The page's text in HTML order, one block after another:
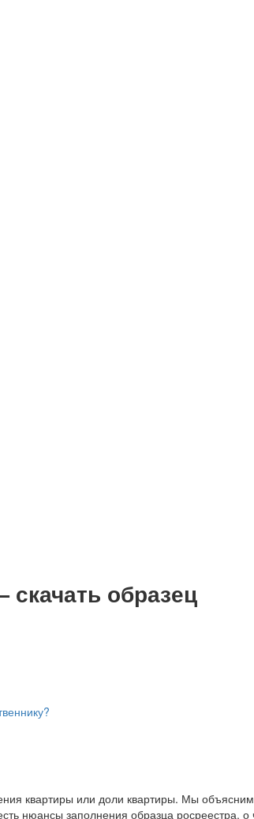
образец
квартиры или доли квартиры. Мы объясним,
нюансы заполнения образца росреестра,